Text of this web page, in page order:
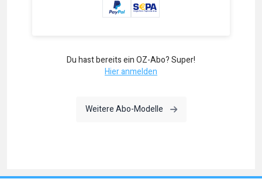
Du hast bereits ein OZ-Abo? Super!
Hier anmelden
Weitere Abo-Modelle